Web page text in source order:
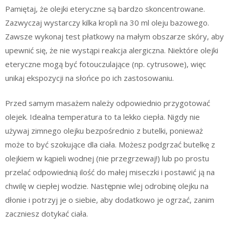
Pamiętaj, że olejki eteryczne są bardzo skoncentrowane.
Zazwyczaj wystarczy kilka kropli na 30 ml oleju bazowego.
Zawsze wykonaj test płatkowy na małym obszarze skóry, aby
upewnić się, że nie wystąpi reakcja alergiczna. Niektóre olejki
eteryczne mogą być fotouczulające (np. cytrusowe), więc
unikaj ekspozycji na słońce po ich zastosowaniu.
Przed samym masażem należy odpowiednio przygotować
olejek. Idealna temperatura to ta lekko ciepła. Nigdy nie
używaj zimnego olejku bezpośrednio z butelki, ponieważ
może to być szokujące dla ciała. Możesz podgrzać butelkę z
olejkiem w kąpieli wodnej (nie przegrzewaj!) lub po prostu
przelać odpowiednią ilość do małej miseczki i postawić ją na
chwilę w ciepłej wodzie. Następnie wlej odrobinę olejku na
dłonie i potrzyj je o siebie, aby dodatkowo je ogrzać, zanim
zaczniesz dotykać ciała.